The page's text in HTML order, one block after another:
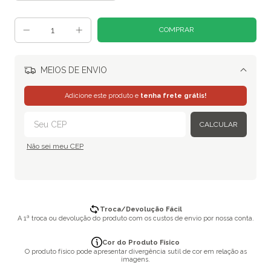
MEIOS DE ENVIO
Adicione este produto e tenha frete grátis!
CALCULAR
Não sei meu CEP
Troca/Devolução Fácil
A 1ª troca ou devolução do produto com os custos de envio por nossa conta.
Cor do Produto Físico
O produto físico pode apresentar divergência sutil de cor em relação as
imagens.